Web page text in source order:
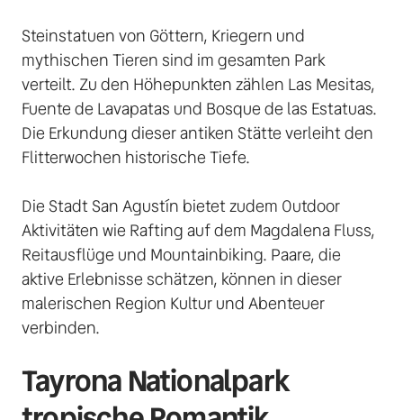
Steinstatuen von Göttern, Kriegern und
mythischen Tieren sind im gesamten Park
verteilt. Zu den Höhepunkten zählen Las Mesitas,
Fuente de Lavapatas und Bosque de las Estatuas.
Die Erkundung dieser antiken Stätte verleiht den
Flitterwochen historische Tiefe.
Die Stadt San Agustín bietet zudem Outdoor
Aktivitäten wie Rafting auf dem Magdalena Fluss,
Reitausflüge und Mountainbiking. Paare, die
aktive Erlebnisse schätzen, können in dieser
malerischen Region Kultur und Abenteuer
verbinden.
Tayrona Nationalpark